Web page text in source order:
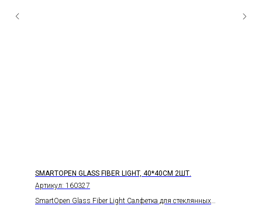
SMARTOPEN GLASS FIBER LIGHT, 40*40СМ 2ШТ.
Артикул: 160327
SmartOpen Glass Fiber Light Салфетка для стеклянных